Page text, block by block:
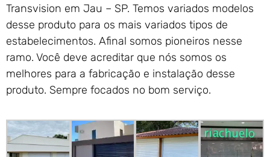
Transvision em Jau – SP. Temos variados modelos
desse produto para os mais variados tipos de
estabelecimentos. Afinal somos pioneiros nesse
ramo. Você deve acreditar que nós somos os
melhores para a fabricação e instalação desse
produto. Sempre focados no bom serviço.